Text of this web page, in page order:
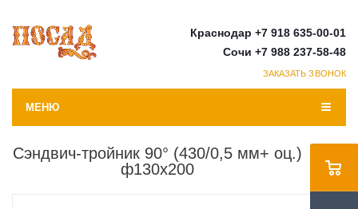
Краснодар +7 918 635-00-01
Сочи +7 988 237-58-48
ЗАКАЗАТЬ ЗВОНОК
МЕНЮ
Сэндвич-тройник 90° (430/0,5 мм+ оц.)
ф130х200